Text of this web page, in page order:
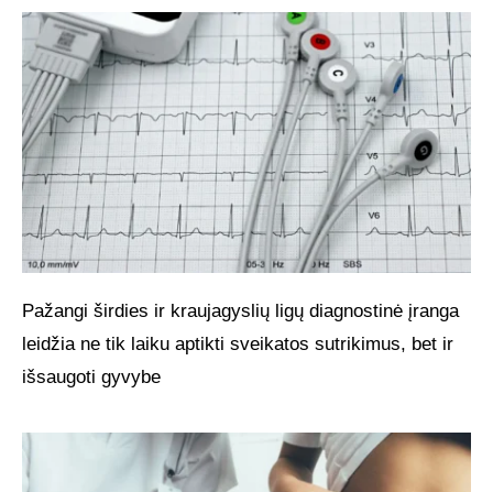
Pažangi širdies ir kraujagyslių ligų diagnostinė įranga
leidžia ne tik laiku aptikti sveikatos sutrikimus, bet ir
išsaugoti gyvybe